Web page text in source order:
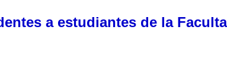
a estudiantes de la